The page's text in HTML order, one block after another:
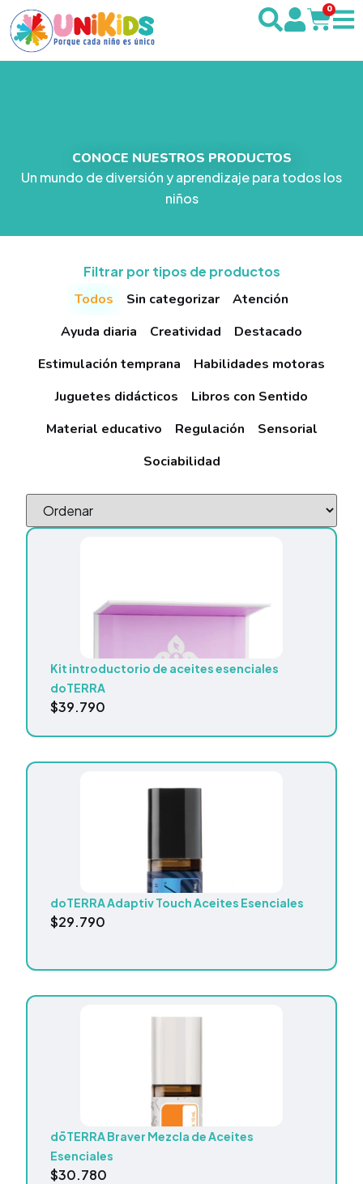
0
CONOCE NUESTROS PRODUCTOS
Un mundo de diversión y aprendizaje para todos los
niños
Filtrar por tipos de productos
Sin categorizar
Atención
Ayuda diaria
Creatividad
Destacado
Estimulación temprana
Habilidades motoras
Juguetes didácticos
Libros con Sentido
Material educativo
Regulación
Sensorial
Sociabilidad
Todos
Kit introductorio de aceites esenciales
doTERRA
$39.790
doTERRA Adaptiv Touch Aceites Esenciales
$29.790
dōTERRA Braver Mezcla de Aceites
Esenciales
$30.780